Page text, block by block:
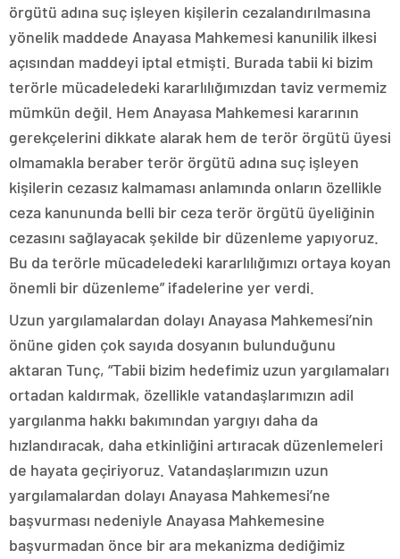
örgütü adına suç işleyen kişilerin cezalandırılmasına
yönelik maddede Anayasa Mahkemesi kanunilik ilkesi
açısından maddeyi iptal etmişti. Burada tabii ki bizim
terörle mücadeledeki kararlılığımızdan taviz vermemiz
mümkün değil. Hem Anayasa Mahkemesi kararının
gerekçelerini dikkate alarak hem de terör örgütü üyesi
olmamakla beraber terör örgütü adına suç işleyen
kişilerin cezasız kalmaması anlamında onların özellikle
ceza kanununda belli bir ceza terör örgütü üyeliğinin
cezasını sağlayacak şekilde bir düzenleme yapıyoruz.
Bu da terörle mücadeledeki kararlılığımızı ortaya koyan
önemli bir düzenleme” ifadelerine yer verdi.
Uzun yargılamalardan dolayı Anayasa Mahkemesi’nin
önüne giden çok sayıda dosyanın bulunduğunu
aktaran Tunç, “Tabii bizim hedefimiz uzun yargılamaları
ortadan kaldırmak, özellikle vatandaşlarımızın adil
yargılanma hakkı bakımından yargıyı daha da
hızlandıracak, daha etkinliğini artıracak düzenlemeleri
de hayata geçiriyoruz. Vatandaşlarımızın uzun
yargılamalardan dolayı Anayasa Mahkemesi’ne
başvurması nedeniyle Anayasa Mahkemesine
başvurmadan önce bir ara mekanizma dediğimiz